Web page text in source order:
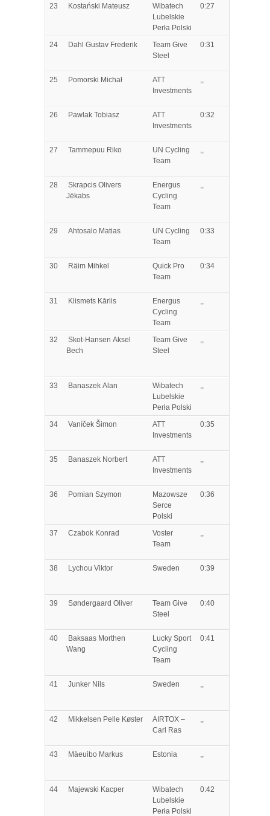
23 Kostański Mateusz
Wibatech
Lubelskie
Perła Polski
0:27
24 Dahl Gustav Frederik
Team Give
Steel
0:31
25 Pomorski Michał
ATT
Investments
,,
26 Pawlak Tobiasz
ATT
Investments
0:32
27 Tammepuu Riko
UN Cycling
Team
,,
28 Skrapcis Olivers
Jēkabs
Energus
Cycling
Team
,,
29 Ahtosalo Matias
UN Cycling
Team
0:33
30 Räim Mihkel
Quick Pro
Team
0:34
31 Klismets Kārlis
Energus
Cycling
Team
,,
32 Skot-Hansen Aksel
Bech
Team Give
Steel
,,
33 Banaszek Alan
Wibatech
Lubelskie
Perła Polski
,,
34 Vaníček Šimon
ATT
Investments
0:35
35 Banaszek Norbert
ATT
Investments
,,
36 Pomian Szymon
Mazowsze
Serce
Polski
0:36
37 Czabok Konrad
Voster
Team
,,
38 Lychou Viktor Sweden 0:39
39 Søndergaard Oliver
Team Give
Steel
0:40
40 Baksaas Morthen
Wang
Lucky Sport
Cycling
Team
0:41
41 Junker Nils Sweden ,,
42 Mikkelsen Pelle Køster
AIRTOX –
Carl Ras
,,
43 Mäeuibo Markus Estonia ,,
44 Majewski Kacper
Wibatech
Lubelskie
Perła Polski
0:42